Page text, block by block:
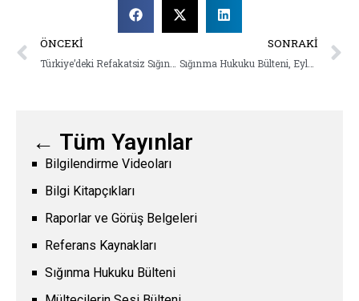
← Tüm Yayınlar
Bilgilendirme Videoları
Bilgi Kitapçıkları
Raporlar ve Görüş Belgeleri
Referans Kaynakları
Sığınma Hukuku Bülteni
ÖNCEKI SONRAKI